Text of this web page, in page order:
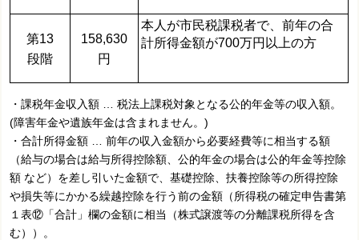
第13
段階
158,630
円
本人が市民税課税者で、前年の合
計所得金額が700万円以上の方
・課税年金収入額 … 税法上課税対象となる公的年金等の収入額。
(障害年金や遺族年金は含まれません。)
・合計所得金額 … 前年の収入金額から必要経費等に相当する額
（給与の場合は給与所得控除額、公的年金の場合は公的年金等控除
額 など）を差し引いた金額で、基礎控除、扶養控除等の所得控除
や損失等にかかる繰越控除を行う前の金額（所得税の確定申告書第
１表⑫「合計」欄の金額に相当（株式譲渡等の分離課税所得を含
む））。